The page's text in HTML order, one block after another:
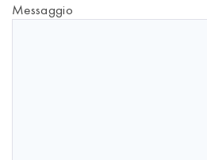
Messaggio